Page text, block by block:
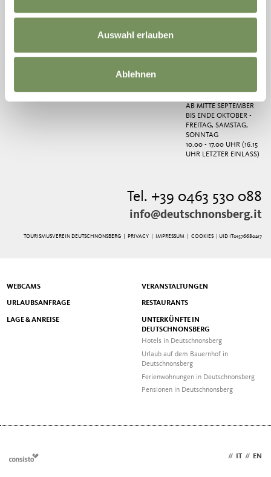
Auswahl erlauben
Ablehnen
TOURISMUSVEREIN
FRAU IM WALDE - ST.
ÖFFNUNGSZEITEN
MONTAG UND
08.00 - 10.00 UHR
INFOPOINT GAMPEN
UND SONNTAG
AB MITTE SEPTEMBER
BIS ENDE OKTOBER -
FREITAG, SAMSTAG,
SONNTAG
10.00 - 17.00 UHR (16.15
UHR LETZTER EINLASS)
Tel. +39 0463 530 088
info@deutschnonsberg.it
TOURISMUSVEREIN DEUTSCHNONSBERG | PRIVACY| IMPRESSUM COOKIES | UID IT01576680217
WEBCAMS VERANSTALTUNGEN
URLAUBSANFRAGE RESTAURANTS
LAGE & ANREISE
UNTERKÜNFTE IN
DEUTSCHNONSBERG
Hotels in Deutschnonsberg
Urlaub auf dem Bauernhof in
Deutschnonsberg
Ferienwohnungen in Deutschnonsberg
Pensionen in Deutschnonsberg
// IT // EN